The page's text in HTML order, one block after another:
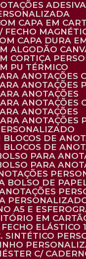
CAPA EM
FECHO
CAPA DURA
ALGODÃO
CORTIÇA
PU TÉRMICO
ANOTAÇÕES
ANOTAÇÕES
ANOTAÇÕES
ANOTAÇÕES
ANOTAÇÕES
ANOTAÇÕES
BLOCOS DE
BLOCOS DE
PARA
PARA
BOLSO DE
ANOTAÇÕES
A5 E
EM
FECHO ELÁSTICO
SINTÉTICO
C/